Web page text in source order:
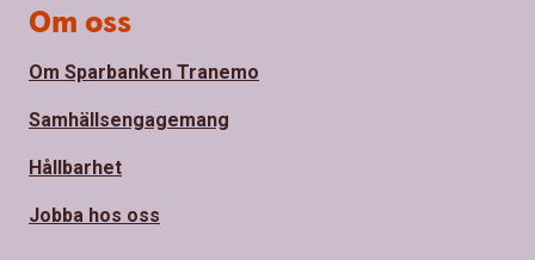
Om oss
Om Sparbanken Tranemo
Samhällsengagemang
Hållbarhet
Jobba hos oss